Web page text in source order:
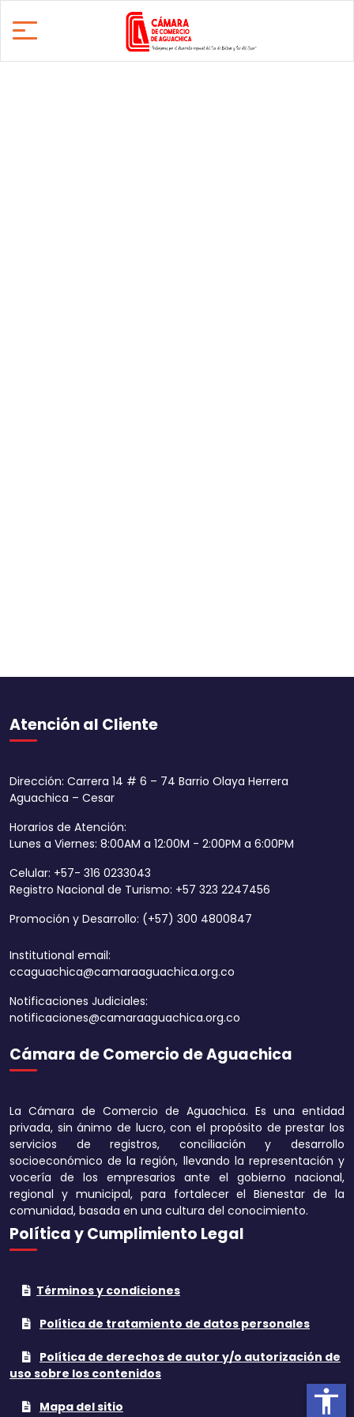
Atención al Cliente
Dirección: Carrera 14 # 6 – 74 Barrio Olaya Herrera
Aguachica – Cesar
Horarios de Atención:
Lunes a Viernes: 8:00AM a 12:00M - 2:00PM a 6:00PM
Celular: +57- 316 0233043
Registro Nacional de Turismo: +57 323 2247456
Promoción y Desarrollo: (+57) 300 4800847
Institutional email:
ccaguachica@camaraaguachica.org.co
Notificaciones Judiciales:
notificaciones@camaraaguachica.org.co
Cámara de Comercio de Aguachica
La Cámara de Comercio de Aguachica. Es una entidad
privada, sin ánimo de lucro, con el propósito de prestar los
servicios de registros, conciliación y desarrollo
socioeconómico de la región, llevando la representación y
vocería de los empresarios ante el gobierno nacional,
regional y municipal, para fortalecer el Bienestar de la
comunidad, basada en una cultura del conocimiento.
Política y Cumplimiento Legal
Términos y condiciones
Política de tratamiento de datos personales
Política de derechos de autor y/o autorización de
uso sobre los contenidos
Mapa del sitio accessibility
Aumentar
Aumentar el
texto
Disminuir el
texto
Aumentar la
Tonos grises
Subrayar enlaces
Cursor grande